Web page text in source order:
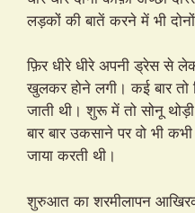
लड़कों की बातें करने में भी
फ़िर धीरे धीरे अपनी ड्रेस से
खुलकर होने लगी। कई बार तो
जाती थी। शुरू में तो सोनू
बार बार उकसाने पर वो भी
जाया करती थी।
शुरुआत का शरमीलापन